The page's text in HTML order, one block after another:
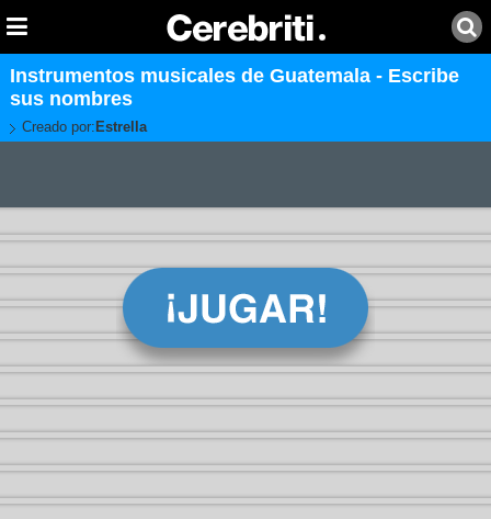
Instrumentos musicales de Guatemala - Escribe
sus nombres
Creado por: Estrella